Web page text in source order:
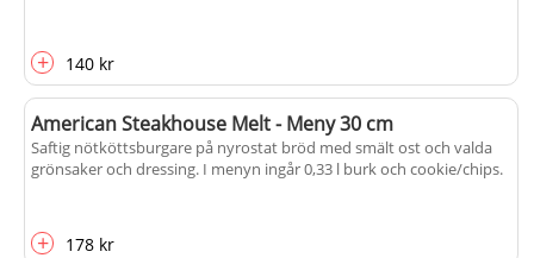
+ 140 kr
American Steakhouse Melt - Meny 30 cm
Saftig nötköttsburgare på nyrostat bröd med smält ost och valda
grönsaker och dressing. I menyn ingår 0,33 l burk och cookie/chips.
+ 178 kr